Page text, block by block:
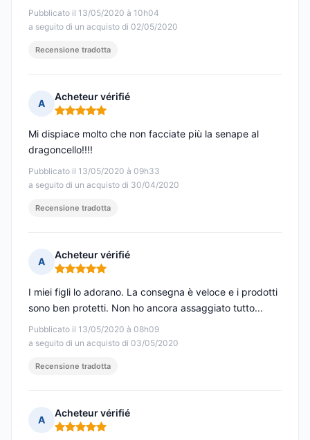
Pubblicato il 13/05/2020 à 10h04
a seguito di un acquisto di 02/05/2020
Recensione tradotta
A
Acheteur vérifié
Nota: 5 su 5
Pubblicato il 13/05/2020 à 09h33
a seguito di un acquisto di 30/04/2020
Mi dispiace molto che non facciate più la senape al
dragoncello!!!!
Recensione tradotta
A
Acheteur vérifié
Nota: 5 su 5
Pubblicato il 13/05/2020 à 08h09
a seguito di un acquisto di 03/05/2020
I miei figli lo adorano. La consegna è veloce e i prodotti
sono ben protetti. Non ho ancora assaggiato tutto...
Recensione tradotta
A
Acheteur vérifié
Nota: 5 su 5